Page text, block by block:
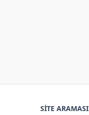
SITE ARAMASI